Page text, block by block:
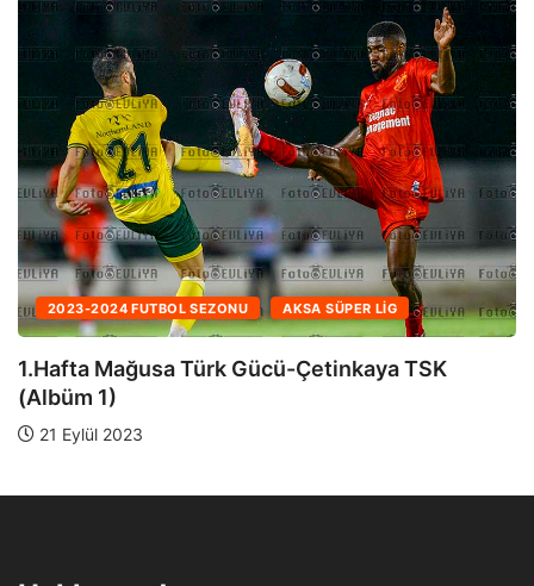
2024-2025 FUTBOL SEZONU A2 LIGLERI
28.Hafta Lapta TBSK-Küçük Kaymaklı TSK
19 Nisan 2025